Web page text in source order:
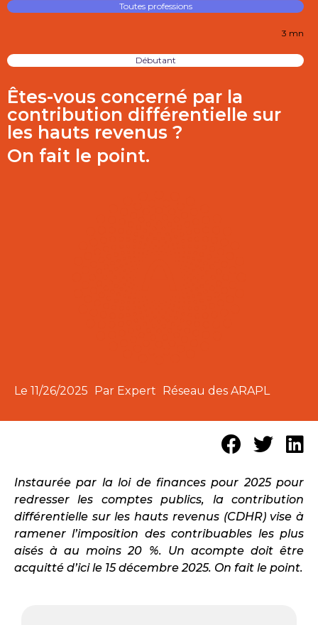
Toutes professions
3 mn
Débutant
Êtes-vous concerné par la
contribution différentielle sur
les hauts revenus ?
On fait le point.
Le 11/26/2025 Par Expert Réseau des ARAPL
Instaurée par la loi de finances pour 2025 pour
redresser les comptes publics, la contribution
différentielle sur les hauts revenus (CDHR) vise à
ramener l’imposition des contribuables les plus
aisés à au moins 20 %. Un acompte doit être
acquitté d’ici le 15 décembre 2025. On fait le point.